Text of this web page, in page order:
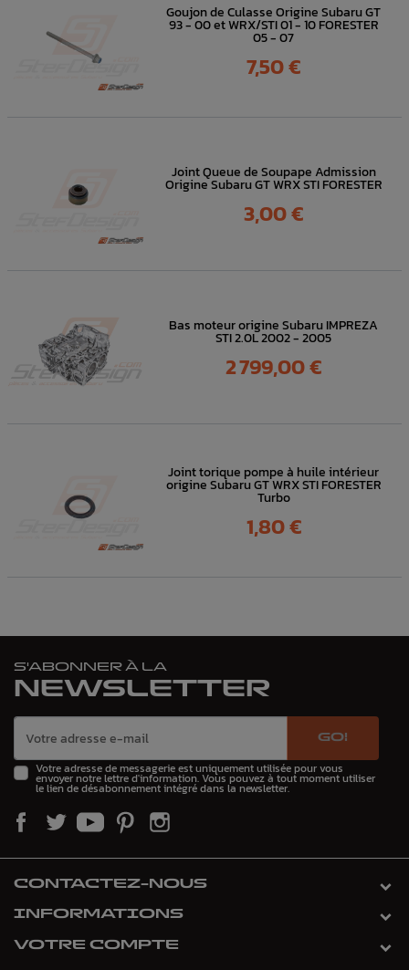
Goujon de Culasse Origine Subaru GT
93 - 00 et WRX/STI 01 - 10 FORESTER
05 - 07
Prix
7,50 €
Joint Queue de Soupape Admission
Origine Subaru GT WRX STI FORESTER
Prix
3,00 €
Bas moteur origine Subaru IMPREZA
STI 2.0L 2002 - 2005
Prix
2 799,00 €
Joint torique pompe à huile intérieur
origine Subaru GT WRX STI FORESTER
Turbo
Prix
1,80 €
S'ABONNER À LA
NEWSLETTER
GO!
Votre adresse de messagerie est uniquement utilisée pour vous
envoyer notre lettre d'information. Vous pouvez à tout moment utiliser
le lien de désabonnement intégré dans la newsletter.
CONTACTEZ-NOUS
INFORMATIONS
VOTRE COMPTE